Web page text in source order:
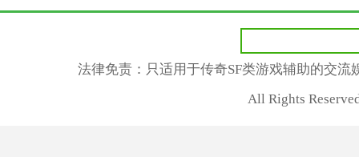
法律免责：只适用于传奇SF类游戏辅助的交
All Rights